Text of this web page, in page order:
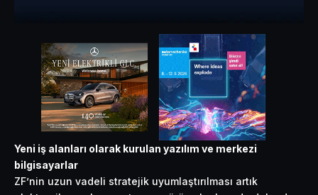
Yeni iş alanları olarak kurulan yazılım ve merkezi
bilgisayarlar
ZF’nin uzun vadeli stratejik uyumlaştırılması artık